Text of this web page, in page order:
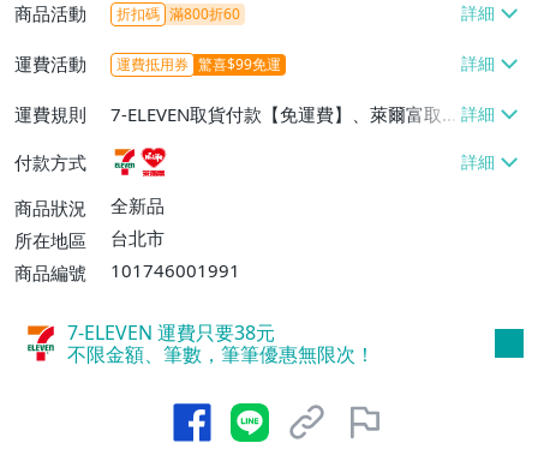
商品活動 折扣碼 滿800折60
運費活動 運費抵用券 驚喜$99免運
運費規則
7-ELEVEN取貨付款【免運費】、萊爾富取
貨付款【免運費】
付款方式
商品狀況
全新品
所在地區
台北市
商品編號
101746001991
7-ELEVEN 運費只要38元
不限金額、筆數，筆筆優惠無限次！